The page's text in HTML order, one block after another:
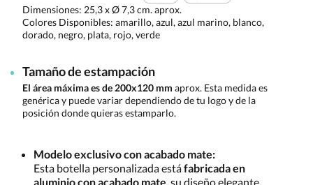
Dimensiones: 25,3 x Ø 7,3 cm. aprox.
Colores Disponibles: amarillo, azul, azul marino, blanco,
dorado, negro, plata, rojo, verde
Tamaño de estampación
El área máxima es de 200x120 mm aprox. Esta medida es
genérica y puede variar dependiendo de tu logo y de la
posición donde quieras estamparlo.
Modelo exclusivo con acabado mate:
Esta botella personalizada estáfabricada en
aluminio con acabado mate, su diseño elegante